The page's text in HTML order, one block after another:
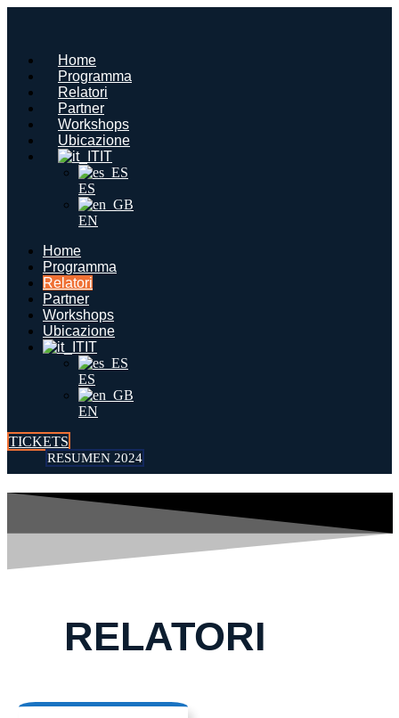
Home
Programma
Relatori
Partner
Workshops
Ubicazione
IT
ES
EN
Home
Programma
Relatori
Partner
Workshops
Ubicazione
IT
ES
EN
TICKETS
RESUMEN 2024
RELATORI